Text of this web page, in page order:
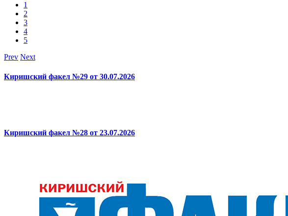
1
2
3
4
5
Prev Next
Киришский факел №29 от 30.07.2026
Киришский факел №28 от 23.07.2026